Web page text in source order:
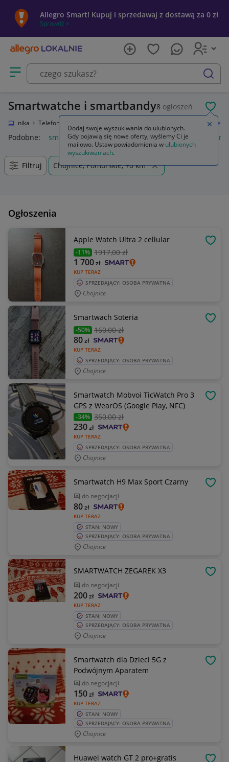
Allegro Smart! Kupuj i sprzedawaj z dostawą za 0 zł
Sprawdź »
Otwórz menu z kategoriami
szukaj
Smartwatche i smartbandy8 ogłoszeń
Telefony i Akcesoria Smartwatche
Podobne: smartwatch smartwatch garmin smartwatche
Filtruj Chojnice, Pomorskie, +0 km
Ogłoszenia
Apple Watch Ultra 2 cellular
-11% 1917,00 zł
KUP TERAZ
1 700zł
SPRZEDAJĄCY: OSOBA PRYWATNA
Chojnice
Smartwach Soteria
-50% 160,00 zł
KUP TERAZ
80zł
SPRZEDAJĄCY: OSOBA PRYWATNA
Chojnice
Smartwatch Mobvoi TicWatch Pro 3
GPS z WearOS (Google Play, NFC)
-34% 350,00 zł
KUP TERAZ
230zł
SPRZEDAJĄCY: OSOBA PRYWATNA
Chojnice
Smartwatch H9 Max Sport Czarny
do negocjacji
KUP TERAZ
80zł
STAN: NOWY
SPRZEDAJĄCY: OSOBA PRYWATNA
Chojnice
SMARTWATCH ZEGAREK X3
do negocjacji
KUP TERAZ
200zł
STAN: NOWY
SPRZEDAJĄCY: OSOBA PRYWATNA
Chojnice
Smartwatch dla Dzieci 5G z
Podwójnym Aparatem
do negocjacji
KUP TERAZ
150zł
STAN: NOWY
SPRZEDAJĄCY: OSOBA PRYWATNA
Chojnice
Huawei watch GT 2 pro+gratis
Dodaj swoje wyszukiwania do ulubionych.
Gdy pojawią się nowe oferty, wyślemy Ci je
mailowo. Ustaw powiadomienia w ulubionych
wyszukiwaniach.